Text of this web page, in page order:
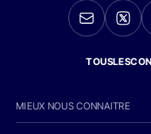
MIEUX NOUS CONNAITRE